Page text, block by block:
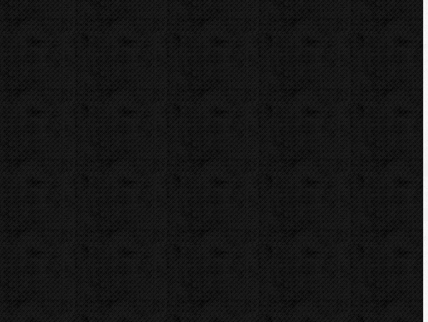
Zařazení
Elektrické
Elektrické / Ohýbací segmenty CBC
Komentáře
Přidat komentář